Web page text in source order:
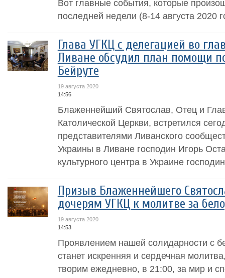
Вот главные события, которые
последней недели (8-14 августа 2020
Глава УГКЦ с делегацией во
Ливане обсудил план помощи
Бейруте
19 августа 2020
14:56
Блаженнейший Святослав, Отец и
Католической Церкви, встретился
представителями Ливанского
Украины в Ливане господин Игорь
культурного центра в Украине
Призыв Блаженнейшего
дочерям УГКЦ к молитве за
19 августа 2020
14:53
Проявлением нашей солидарности с
станет искренняя и сердечная
творим ежедневно, в 21:00, за мир и